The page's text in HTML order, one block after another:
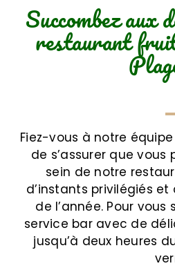
Succombez aux
restaurant
Fiez-vous à notre
de s’assurer que
sein de notre
d’instants privilégiés
de l’année. Pour
service bar avec de
jusqu’à deux heures